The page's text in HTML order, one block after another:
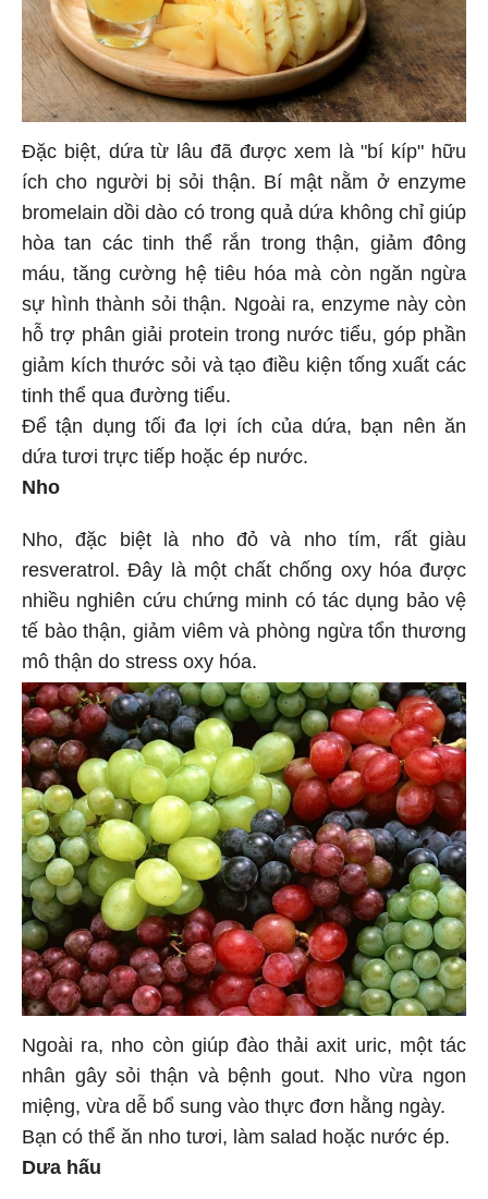
Đặc biệt, dứa từ lâu đã được xem là "bí kíp" hữu
ích cho người bị sỏi thận. Bí mật nằm ở enzyme
bromelain dồi dào có trong quả dứa không chỉ giúp
hòa tan các tinh thể rắn trong thận, giảm đông
máu, tăng cường hệ tiêu hóa mà còn ngăn ngừa
sự hình thành sỏi thận. Ngoài ra, enzyme này còn
hỗ trợ phân giải protein trong nước tiểu, góp phần
giảm kích thước sỏi và tạo điều kiện tống xuất các
tinh thể qua đường tiểu.
Để tận dụng tối đa lợi ích của dứa, bạn nên ăn
dứa tươi trực tiếp hoặc ép nước.
Nho
Nho, đặc biệt là nho đỏ và nho tím, rất giàu
resveratrol. Đây là một chất chống oxy hóa được
nhiều nghiên cứu chứng minh có tác dụng bảo vệ
tế bào thận, giảm viêm và phòng ngừa tổn thương
mô thận do stress oxy hóa.
Ngoài ra, nho còn giúp đào thải axit uric, một tác
nhân gây sỏi thận và bệnh gout. Nho vừa ngon
miệng, vừa dễ bổ sung vào thực đơn hằng ngày.
Bạn có thể ăn nho tươi, làm salad hoặc nước ép.
Dưa hấu